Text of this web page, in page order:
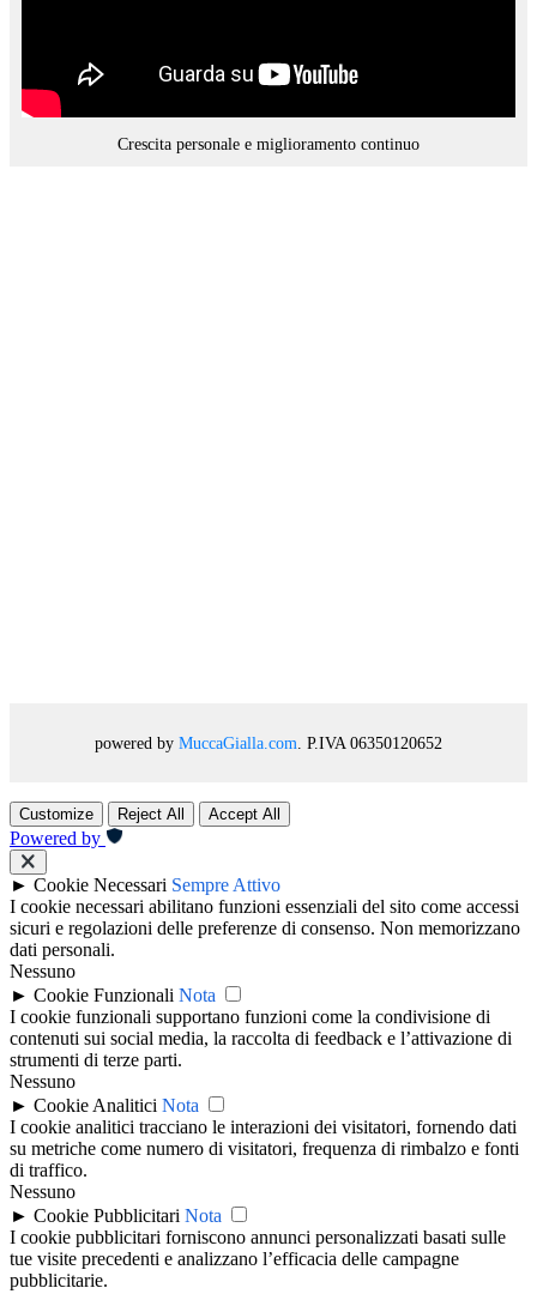
Crescita personale e miglioramento continuo
powered by MuccaGialla.com . P.IVA 06350120652
Customize Reject All Accept All
Powered by
► Cookie Necessari Sempre Attivo
I cookie necessari abilitano funzioni essenziali del sito come accessi
sicuri e regolazioni delle preferenze di consenso. Non memorizzano
dati personali.
Nessuno
► Cookie Funzionali Nota
I cookie funzionali supportano funzioni come la condivisione di
contenuti sui social media, la raccolta di feedback e l’attivazione di
strumenti di terze parti.
Nessuno
► Cookie Analitici Nota
I cookie analitici tracciano le interazioni dei visitatori, fornendo dati
su metriche come numero di visitatori, frequenza di rimbalzo e fonti
di traffico.
Nessuno
► Cookie Pubblicitari Nota
I cookie pubblicitari forniscono annunci personalizzati basati sulle
tue visite precedenti e analizzano l’efficacia delle campagne
pubblicitarie.